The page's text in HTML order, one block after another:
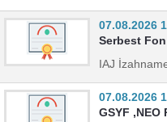
07.08.2026
Serbest
IAJ
07.08.2026
GSYF ,NEO